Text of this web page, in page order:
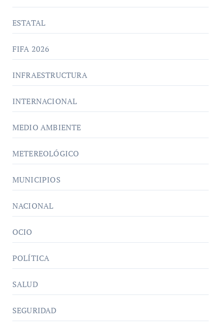
ESTATAL
FIFA 2026
INFRAESTRUCTURA
INTERNACIONAL
MEDIO AMBIENTE
METEREOLÓGICO
MUNICIPIOS
NACIONAL
OCIO
POLÍTICA
SALUD
SEGURIDAD